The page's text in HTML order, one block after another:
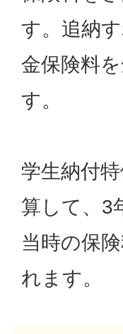
す。追納
金保険料
す。
学生納付
算して、3
当時の保
れます。